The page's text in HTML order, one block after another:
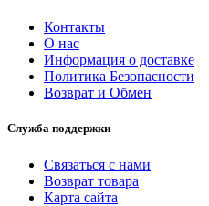
Контакты
О нас
Информация о доставке
Политика Безопасности
Возврат и Обмен
Служба поддержки
Связаться с нами
Возврат товара
Карта сайта